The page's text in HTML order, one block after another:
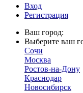
Вход
Регистрация
Ваш город:
Выберите ваш
Сочи
Москва
Ростов-на-Дону
Краснодар
Новосибирск